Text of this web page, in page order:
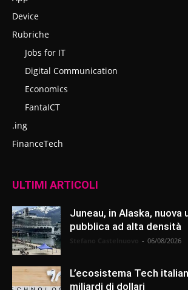
Device
Rubriche
Jobs for IT
Digital Communication
Economics
FantaICT
.ing
FinanceTech
ULTIMI ARTICOLI
Juneau, in Alaska, nuova
pubblica ad alta densità
- 06/08/2026
L’ecosistema Tech
miliardi di dollari